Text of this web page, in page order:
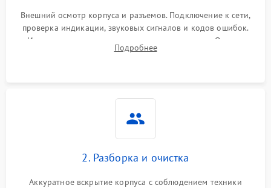
Внешний осмотр корпуса и разъемов. Подключение к сети,
проверка индикации, звуковых сигналов и кодов ошибок.
Измерение входного и выходного напряжения. Оценка
реакции ИБП на отключение основного питания без
Подробнее
2. Разборка и очистка
Аккуратное вскрытие корпуса с соблюдением техники